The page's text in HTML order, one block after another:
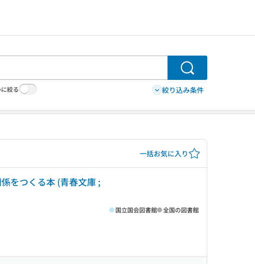
検索
絞る 絞り込み条件
一括お気に入り
をつくる本 (青春文庫 ;
国立国会図書館 全国の図書館